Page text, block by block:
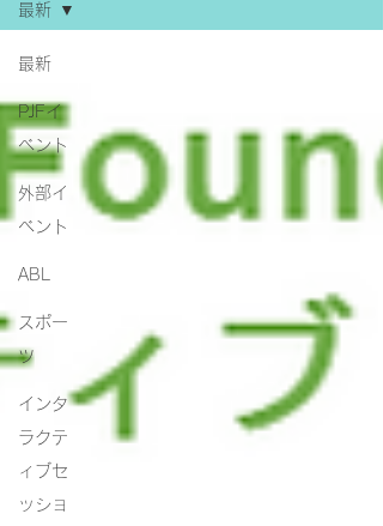
最新
PJFイ
ベント
外部イ
ベント
ABL
スポー
ツ
インタ
ラクテ
ィブセ
ッショ
最新